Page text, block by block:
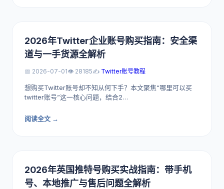
2026年Twitter企业账号购买指南：安全渠
道与一手货源全解析
📅 2026-07-01👁️ 28185✍️ Twitter账号教程
想购买Twitter账号却不知从何下手？本文聚焦“哪里可以买
twitter账号”这一核心问题，结合2…
阅读全文 →
2026年英国推特号购买实战指南：带手机
号、本地推广与售后问题全解析